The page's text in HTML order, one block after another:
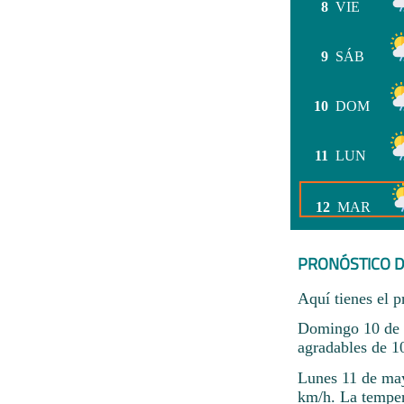
8 VIE
9 SÁB
10 DOM
11 LUN
12 MAR
PRONÓSTICO
Aquí tienes el
Domingo 10 de
agradables de
Lunes 11 de
km/h. La